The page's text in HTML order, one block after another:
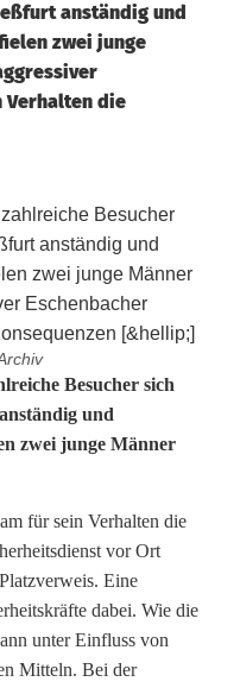
anständig und
zwei junge
Verhalten die
Besucher sich
und
zwei junge Männer
für sein Verhalten die
vor Ort
Eine
dabei. Wie die
unter Einfluss von
Mitteln. Bei der